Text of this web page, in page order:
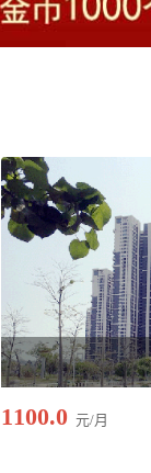
1100.0 元/月